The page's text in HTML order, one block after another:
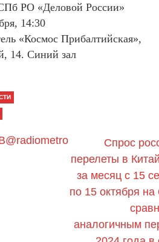
РО «Деловой России»
14:30
«Космос Прибалтийская»,
14. Синий зал
Спрос
перелеты в
за месяц с 15
по 15 октября на
аналогичным